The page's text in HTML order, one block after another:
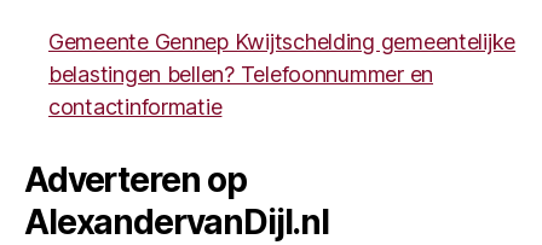
Gemeente Gennep Kwijtschelding gemeentelijke
belastingen bellen? Telefoonnummer en
contactinformatie
Adverteren op
AlexandervanDijl.nl